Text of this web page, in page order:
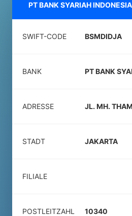
PT BANK SYARIAH
SWIFT-CODE BSMDIDJA
BANK PT BANK
ADRESSE JL. MH.
STADT JAKARTA
FILIALE
POSTLEITZAHL 10340